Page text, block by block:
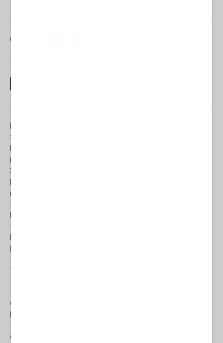
Condividi:
Patrick Lawrence: "Non siamo tutti romeni ora?"
23 Maggio 2025 16:05
Patrick Lawrence - The reek of corruption in
Romania
21 Maggio 2025 07:00
ESCLUSIVO. Patrick Lawrence - Il collasso
nell'incoerenza della civiltà occidentale
15 Marzo 2025 19:00
Patrick Lawrence - A collapse into incoherence
15 Marzo 2025 18:00
Patrick Lawrence - La seconda venuta di Joe
McCarthy
10 Gennaio 2025 11:00
The second coming of Joe McCarthy
10 Gennaio 2025 10:00
To Biden’s many messes, add another in Syria.
01 Dicembre 2024 09:00
Patrick Lawrence - La capacità di Joe di "mandare
tutto a puttane"
01 Dicembre 2024 07:00